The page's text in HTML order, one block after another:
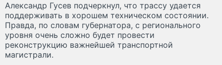
Александр Гусев подчеркнул, что трассу удается
поддерживать в хорошем техническом состоянии.
Правда, по словам губернатора, с регионального
уровня очень сложно будет провести
реконструкцию важнейшей транспортной
магистрали.